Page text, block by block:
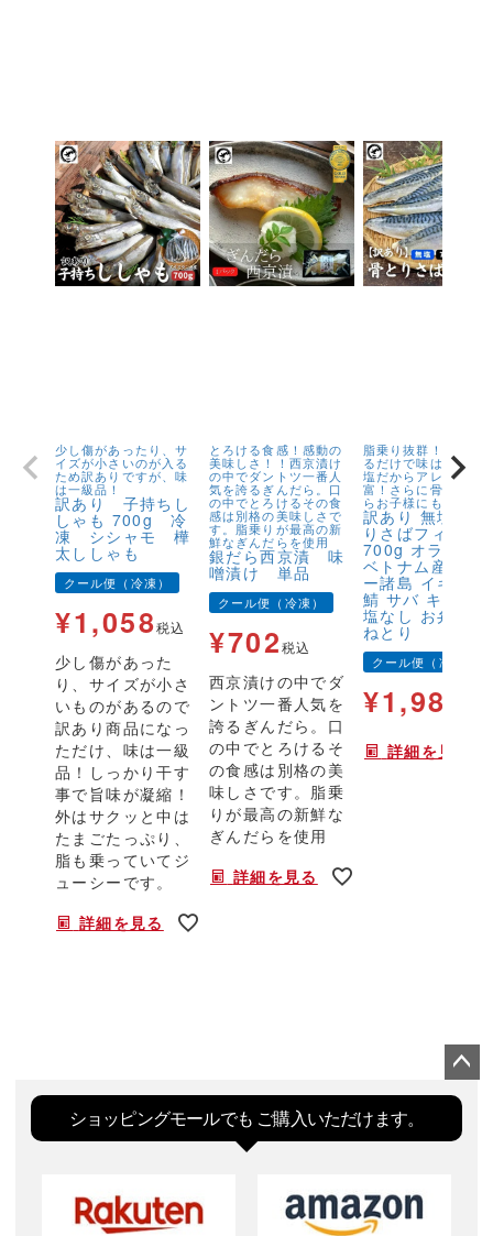
少し傷があったり、サ
イズが小さいのが入る
ため訳ありですが、味
は一級品！
訳あり 子持ちし
しゃも 700g 冷
凍 シシャモ 樺
太ししゃも
クール便（冷凍）
¥1,058税込
少し傷があった
り、サイズが小さ
いものがあるので
訳あり商品になっ
ただけ、味は一級
品！しっかり干す
事で旨味が凝縮！
外はサクッと中は
たまごたっぷり、
脂も乗っていてジ
ューシーです。
詳細を見る
とろける食感！感動の
美味しさ！！西京漬け
の中でダントツ一番人
気を誇るぎんだら。口
の中でとろけるその食
感は別格の美味しさで
す。脂乗りが最高の新
鮮なぎんだらを使用
銀だら西京漬 味
噌漬け 単品
クール便（冷凍）
¥702税込
西京漬けの中でダ
ントツ一番人気を
誇るぎんだら。口
の中でとろけるそ
の食感は別格の美
味しさです。脂乗
りが最高の新鮮な
ぎんだらを使用
詳細を見る
脂乗り抜群！キズが
るだけで味は1級品
塩だからアレンジが
富！さらに骨取りだ
らお子様にも安心！
訳あり 無塩 骨取
りさばフィーレ
700g オランダ
ベトナム産 フェ
ー諸島 イギリス
鯖 サバ キズ有
塩なし お弁当 ほ
ねとり
クール便（冷凍）
¥1,980
詳細を見る
ペー
ップ
ショッピングモールでも ご購入いただけます。